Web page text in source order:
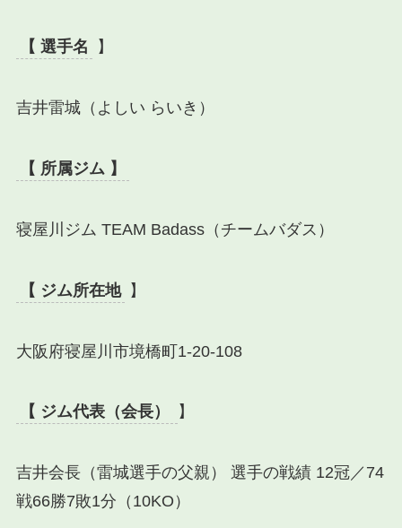
【 選手名 】
吉井雷城（よしい らいき）
【 所属ジム 】
寝屋川ジム TEAM Badass（チームバダス）
【 ジム所在地 】
大阪府寝屋川市境橋町1-20-108
【 ジム代表（会長） 】
吉井会長（雷城選手の父親） 選手の戦績 12冠／74
戦66勝7敗1分（10KO）